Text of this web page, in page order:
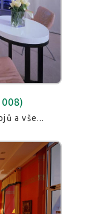
a vše...